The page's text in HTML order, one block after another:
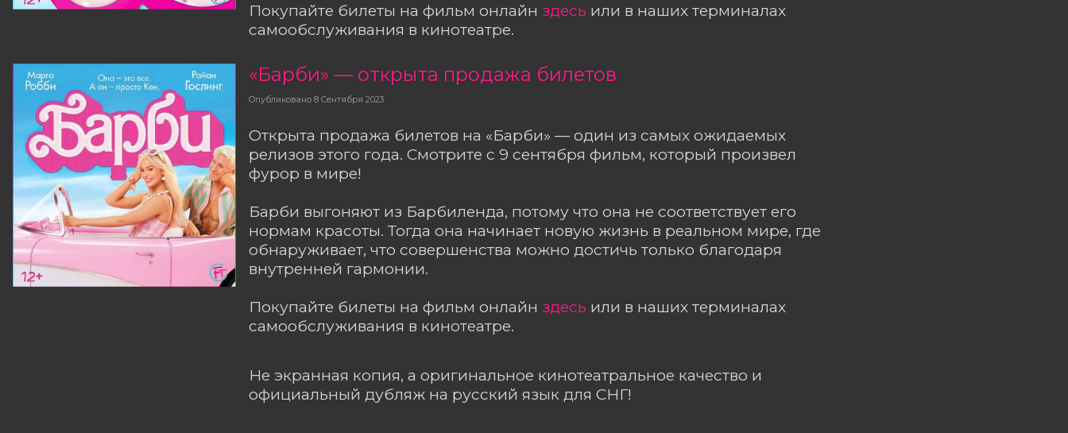
Покупайте билеты на фильм онлайн здесь или в наших терминалах
самообслуживания в кинотеатре.
«Барби» — открыта продажа билетов
Опубликовано 8 Сентября 2023
Открыта продажа билетов на «Барби» — один из самых ожидаемых
релизов этого года. Смотрите с 9 сентября фильм, который произвел
фурор в мире!
Барби выгоняют из Барбиленда, потому что она не соответствует его
нормам красоты. Тогда она начинает новую жизнь в реальном мире, где
обнаруживает, что совершенства можно достичь только благодаря
внутренней гармонии.
Покупайте билеты на фильм онлайн здесь или в наших терминалах
самообслуживания в кинотеатре.
Не экранная копия, а оригинальное кинотеатральное качество и
официальный дубляж на русский язык для СНГ!